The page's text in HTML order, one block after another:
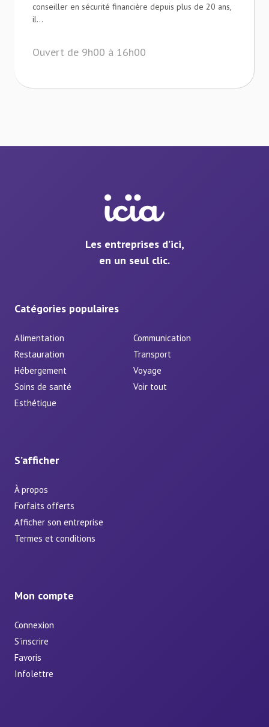
conseiller en sécurité financière depuis plus de 20 ans,
il...
Ouvert de 9h00 à 16h00
Les entreprises d’ici,
en un seul clic.
Catégories populaires
Alimentation
Communication
Restauration
Transport
Hébergement
Voyage
Soins de santé
Voir tout
Esthétique
S’afficher
À propos
Forfaits offerts
Afficher son entreprise
Termes et conditions
Mon compte
Connexion
S’inscrire
Favoris
Infolettre